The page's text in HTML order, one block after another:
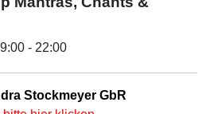
- 22:00
Stockmeyer GbR